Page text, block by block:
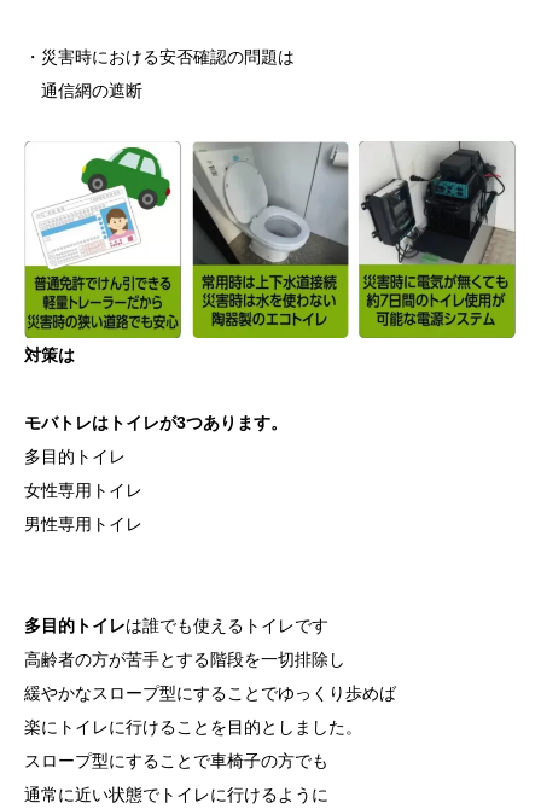
・災害時における安否確認の問題は
通信網の遮断
対策は
モバトレはトイレが3つあります。
多目的トイレ
女性専用トイレ
男性専用トイレ
多目的トイレは誰でも使えるトイレです
高齢者の方が苦手とする階段を一切排除し
緩やかなスロープ型にすることでゆっくり歩めば
楽にトイレに行けることを目的としました。
スロープ型にすることで車椅子の方でも
通常に近い状態でトイレに行けるように